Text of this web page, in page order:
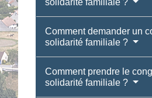
solidarité familiale ?
Comment demander un
solidarité familiale ?
Comment prendre le
solidarité familiale ?